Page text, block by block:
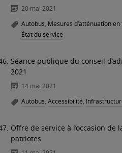
20 mai 2021
Autobus, Mesures d’atténuation
État du service
Séance publique du conseil
2021
14 mai 2021
Autobus, Accessibilité,
Offre de service à l’occasion de
patriotes